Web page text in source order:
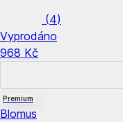
(4)
Vyprodáno
968 Kč
Premium
Blomus